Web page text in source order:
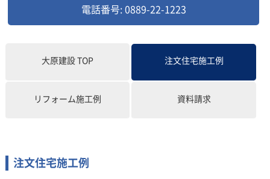
電話番号: 0889-22-1223
大原建設TOP 注文住宅施工例
リフォーム施工例 資料請求
注文住宅施工例